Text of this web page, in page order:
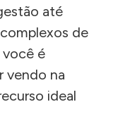
até
de
você é
vendo na
ideal